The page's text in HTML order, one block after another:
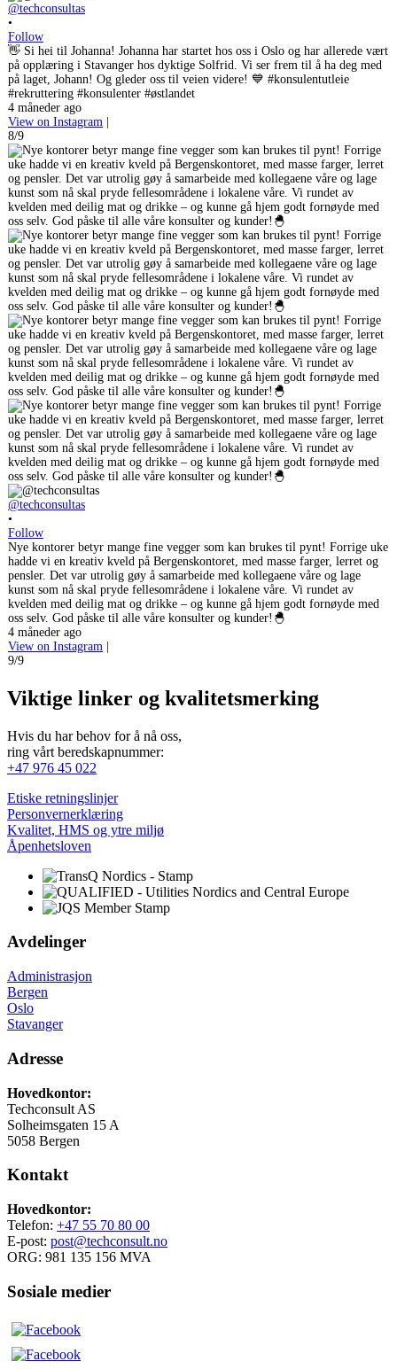
@techconsultas
•
Follow
👋 Si hei til Johanna! Johanna har startet hos oss i Oslo og har allerede vært
på opplæring i Stavanger hos dyktige Solfrid. Vi ser frem til å ha deg med
på laget, Johann! Og gleder oss til veien videre! 💙 #konsulentutleie
#rekruttering #konsulenter #østlandet
4 måneder ago
View on Instagram
8/9
@techconsultas
•
Follow
Nye kontorer betyr mange fine vegger som kan brukes til pynt! Forrige uke
hadde vi en kreativ kveld på Bergenskontoret, med masse farger, lerret og
pensler. Det var utrolig gøy å samarbeide med kollegaene våre og lage
kunst som nå skal pryde fellesområdene i lokalene våre. Vi rundet av
kvelden med deilig mat og drikke – og kunne gå hjem godt fornøyde med
oss selv. God påske til alle våre konsulter og kunder!🐣
4 måneder ago
View on Instagram
9/9
Viktige linker og kvalitetsmerking
Hvis du har behov for å nå oss,
ring vårt beredskapnummer:
+47 976 45 022
Etiske retningslinjer
Personvernerklæring
Kvalitet, HMS og ytre miljø
Åpenhetsloven
Avdelinger
Administrasjon
Bergen
Oslo
Stavanger
Adresse
Hovedkontor:
Techconsult AS
Solheimsgaten 15 A
5058 Bergen
Kontakt
Hovedkontor:
Telefon: +47 55 70 80 00
E-post: post@techconsult.no
ORG: 981 135 156 MVA
Sosiale medier